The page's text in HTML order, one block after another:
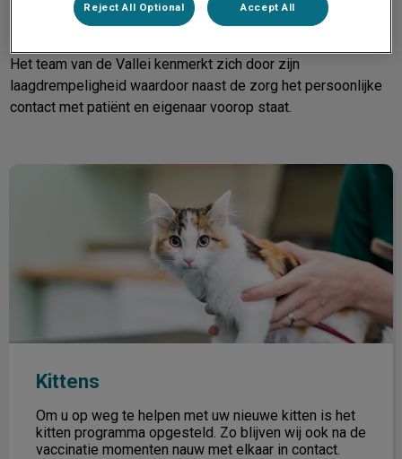
In onze goed geoutilleerde kliniek zijn alle medewerkers
Het team van de Vallei kenmerkt zich door zijn
laagdrempeligheid waardoor naast de zorg het persoonlijke
contact met patiënt en eigenaar voorop staat.
Kittens
Om u op weg te helpen met uw nieuwe kitten is het
kitten programma opgesteld. Zo blijven wij ook na de
vaccinatie momenten nauw met elkaar in contact.
Reject All Optional Accept All